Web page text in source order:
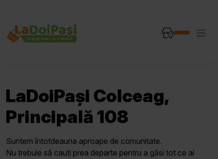
LaDoiPași Colceag,
Principală 108
Suntem întotdeauna aproape de comunitate.
Nu trebuie să cauți prea departe pentru a găsi tot ce ai